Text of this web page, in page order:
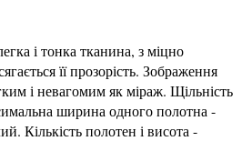
і тонка тканина, з міцно
її прозорість. Зображення
і невагомим як міраж. Щільність
ширина одного полотна -
Кількість полотен і висота -